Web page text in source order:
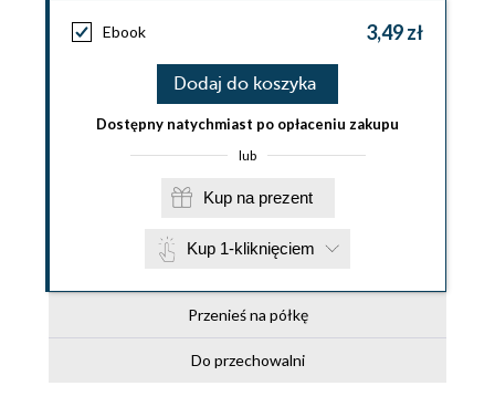
Ebook 3,49 zł
Dodaj do koszyka
Dostępny natychmiast po opłaceniu zakupu
lub
Kup na prezent
Kup 1-kliknięciem
Przenieś na półkę
Do przechowalni